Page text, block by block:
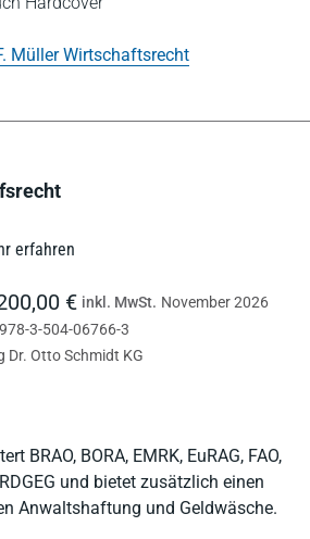
Müller Wirtschaftsrecht
BRAO, BORA, EMRK, EuRAG, FAO,
und bietet zusätzlich einen
Anwaltshaftung und Geldwäsche.
erfahren
€ inkl. MwSt. November 2026
3-504-06766-3
Dr. Otto Schmidt KG